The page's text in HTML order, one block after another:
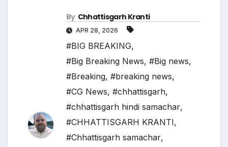
By Chhattisgarh Kranti
APR 28, 2026
#BIG BREAKING,
#Big Breaking News, #Big news,
#Breaking, #breaking news,
#CG News, #chhattisgarh,
#chhattisgarh hindi samachar,
#CHHATTISGARH KRANTI,
#Chhattisgarh samachar,